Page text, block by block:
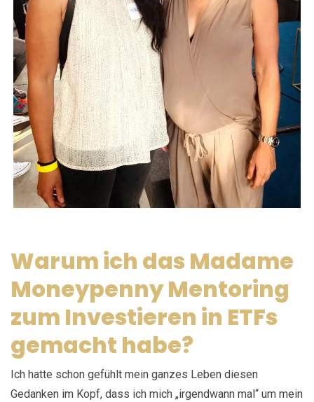
Warum ich das Madame
Moneypenny Mentoring
zum Investieren in ETFs
gemacht habe?
Ich hatte schon gefühlt mein ganzes Leben diesen
Gedanken im Kopf, dass ich mich „irgendwann mal“ um mein